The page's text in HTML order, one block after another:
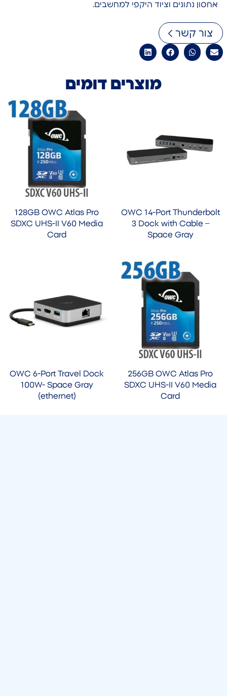
אחסון נתונים וציוד היקפי למחשבים.
צור קשר
מוצרים דומים
OWC 14-Port Thunderbolt
3 Dock with Cable –
Space Gray
128GB OWC Atlas Pro
SDXC UHS-II V60 Media
Card
256GB OWC Atlas Pro
SDXC UHS-II V60 Media
Card
OWC 6-Port Travel Dock
100W- Space Gray
(ethernet)